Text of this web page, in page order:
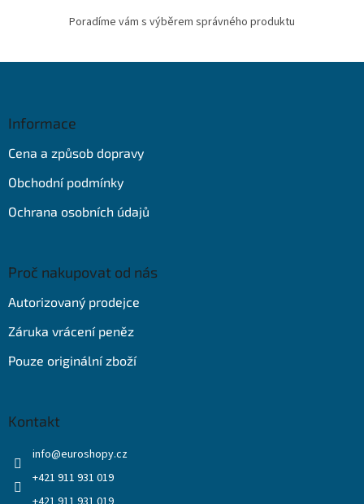
Poradíme vám s výběrem správného produktu
Informace
Cena a způsob dopravy
Obchodní podmínky
Ochrana osobních údajů
Proč nakupovat od nás
Autorizovaný prodejce
Záruka vrácení peněz
Pouze originální zboží
Kontakt
info@euroshopy.cz
+421 911 931 019